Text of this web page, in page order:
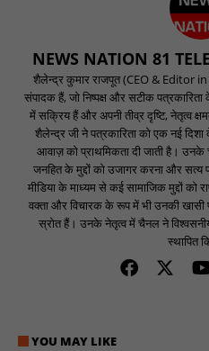
NEWS NATION 81
शैलेन्द्र कुमार राजपूत (CEO & Editor
संपादक हैं, जो निष्पक्ष और सटीक
में सक्रिय हैं और अपनी तीव्र दृष्टि, नेतृत्व
शैलेन्द्र जी ने पत्रकारिता को एक नई
आवाज़ को प्राथमिकता दी जाती है। उनके
जनहित के मुद्दों को उजागर करना और
मीडिया के माध्यम से कई सामाजिक मुद्दों को
वक्ता और विचारक के रूप में भी उनकी खासी
स्रोत हैं। उनके नेतृत्व में चैनल ने
स्थापित
YOU MAY LIKE